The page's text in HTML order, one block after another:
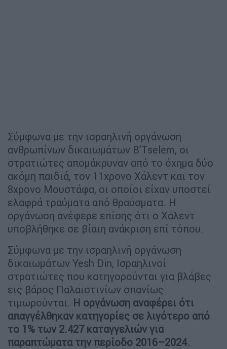
Σύμφωνα με την ισραηλινή οργάνωση
ανθρωπίνων δικαιωμάτων B’Tselem, οι
στρατιώτες απομάκρυναν από το όχημα δύο
ακόμη παιδιά, τον 11χρονο Χάλεντ και τον
8χρονο Μουστάφα, οι οποίοι είχαν υποστεί
ελαφρά τραύματα από θραύσματα. Η
οργάνωση ανέφερε επίσης ότι ο Χάλεντ
υποβλήθηκε σε βίαιη ανάκριση επί τόπου.
Σύμφωνα με την ισραηλινή οργάνωση
δικαιωμάτων Yesh Din, Ισραηλινοί
στρατιώτες που κατηγορούνται για βλάβες
εις βάρος Παλαιστινίων σπανίως
τιμωρούνται. Η οργάνωση αναφέρει ότι
απαγγέλθηκαν κατηγορίες σε λιγότερο από
το 1% των 2.427 καταγγελιών για
παραπτώματα την περίοδο 2016–2024.